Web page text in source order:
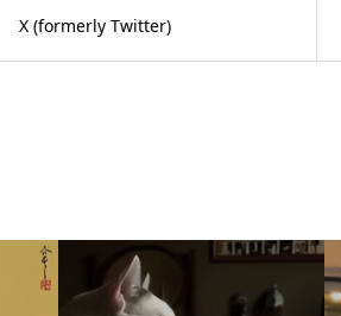
X (formerly Twitter)